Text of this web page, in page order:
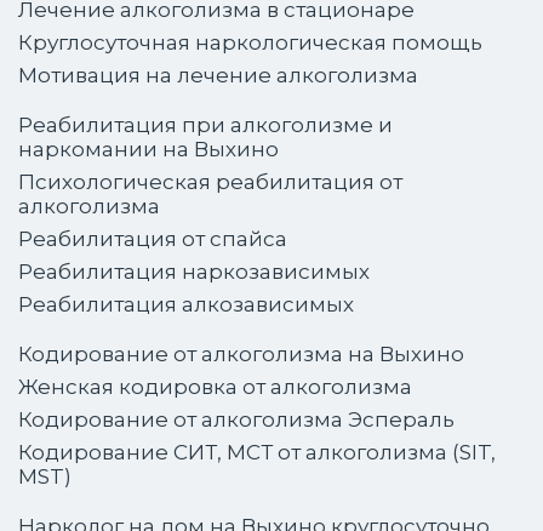
Лечение алкоголизма в стационаре
Круглосуточная наркологическая помощь
Мотивация на лечение алкоголизма
Реабилитация при алкоголизме и
наркомании на Выхино
Психологическая реабилитация от
алкоголизма
Реабилитация от спайса
Реабилитация наркозависимых
Реабилитация алкозависимых
Кодирование от алкоголизма на Выхино
Женская кодировка от алкоголизма
Кодирование от алкоголизма Эспераль
Кодирование СИТ, МСТ от алкоголизма (SIT,
MST)
Нарколог на дом на Выхино круглосуточно